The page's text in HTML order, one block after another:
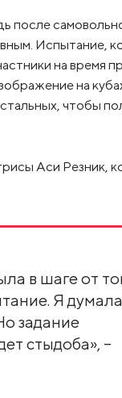
после
Испытание,
на время
на
чтобы
Аси Резник,
в шаге от
Я
задание
стыдоба», –